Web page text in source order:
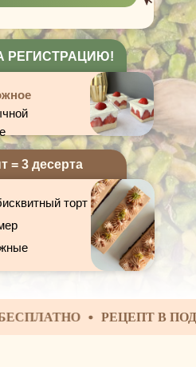
= 3 десерта
РЕГИСТРАЦИЮ!
торт
РЕЦЕПТ В ПОДАРОК